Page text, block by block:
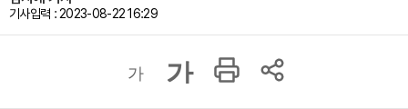
기사입력 : 2023-08-22 16:29
가 가